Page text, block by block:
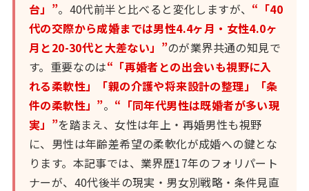
台」”。40代前半と比べると変化しますが、 “「40
代の交際から成婚までは男性4.4ヶ月・女性4.0ヶ
月と20-30代と大差ない」”のが業界共通の知見で
す。重要なのは“「再婚者との出会いも視野に入
れる柔軟性」「親の介護や将来設計の整理」「条
件の柔軟性」”。 “「同年代男性は既婚者が多い現
実」”を踏まえ、女性は年上・再婚男性も視野
に、男性は年齢差希望の柔軟化が成婚への鍵とな
ります。本記事では、業界歴17年のフォリパート
ナーが、40代後半の現実・男女別戦略・条件見直